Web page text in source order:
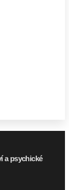
a psychické